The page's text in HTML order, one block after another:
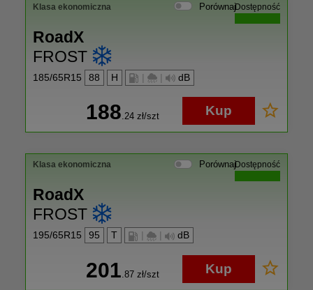
Klasa ekonomiczna PorównajDostępność
RoadX
FROST
185/65R15 88 H | | dB
188.24zł/szt Kup
Klasa ekonomiczna PorównajDostępność
RoadX
FROST
195/65R15 95 T | | dB
201 .87zł/szt Kup